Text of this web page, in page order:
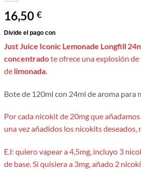
16,50 €
Just Juice Iconic Lemonade Longfill
concentradote ofrece una explosión
de limonada
Bote de 120ml con 24ml de aroma para
Por cada nicokit de 20mg que
una vez añadidos los nicokits
EJ: quiero vapear a 4,5mg, incluyo 3
de base. Si quisiera a 3mg, añado 2